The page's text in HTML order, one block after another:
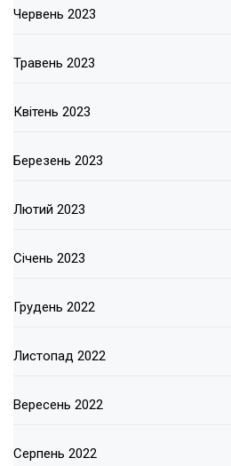
Червень 2023
Травень 2023
Квітень 2023
Березень 2023
Лютий 2023
Січень 2023
Грудень 2022
Листопад 2022
Вересень 2022
Серпень 2022